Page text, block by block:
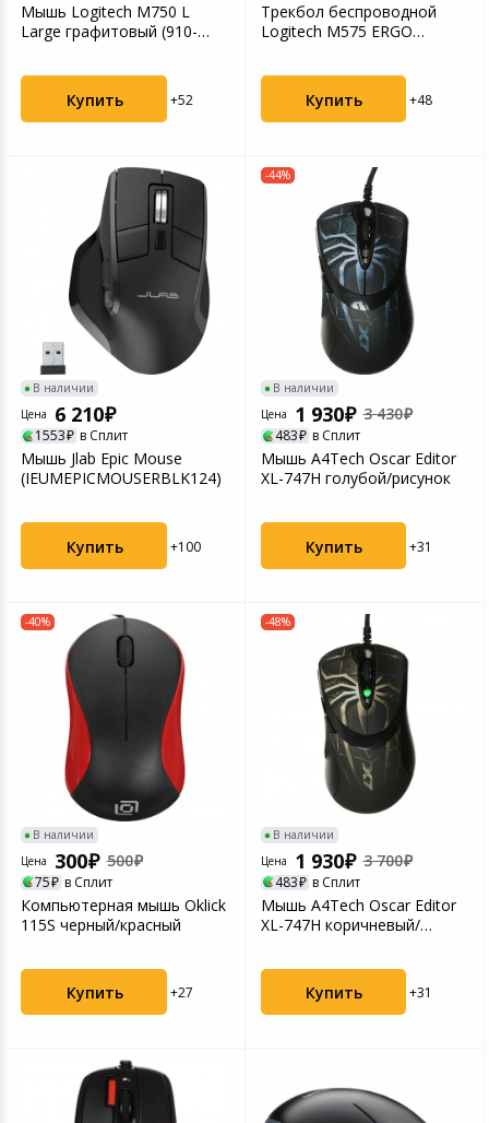
Мышь Logitech M750 L
Large графитовый (910-
Купить +52
Трекбол беспроводной
Logitech M575 ERGO
Купить +48
В наличии
Цена
6 210
1553 в Сплит
Мышь Jlab Epic Mouse
(IEUMEPICMOUSERBLK124)
Купить +100
-44%
В наличии
Цена
1 930 3 430
483 в Сплит
Мышь A4Tech Oscar Editor
XL-747H голубой/рисунок
Купить +31
-40%
В наличии
Цена
300 500
75 в Сплит
Компьютерная мышь Oklick
115S черный/красный
Купить +27
-48%
В наличии
Цена
1 930 3 700
483 в Сплит
Мышь A4Tech Oscar Editor
XL-747H коричневый/
Купить +31